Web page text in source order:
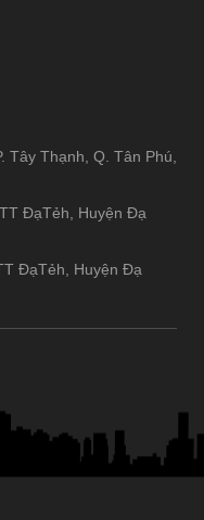
Tây Thạnh, Q. Tân Phú,
ĐạTẻh, Huyện Đạ
ĐạTẻh, Huyện Đạ